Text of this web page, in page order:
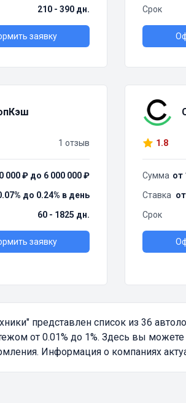
210 - 390 дн.
заявку
Срок
1 отзыв
000 ₽ до 6 000 000 ₽
до 0.24% в день
60 - 1825 дн.
заявку
1.8
Сумма от
Ставка
Срок
представлен список из 36
от 0.01% до 1%. Здесь вы можете
Информация о компаниях